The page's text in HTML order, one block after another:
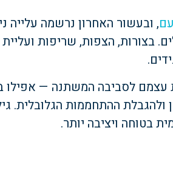
, ובעשור האחרון נרשמה עלייה
בצורות, הצפות, שריפות
לסביבה המשתנה — אפילו
ההתחממות הגלובלית.
בטוחה ויציבה יותר.